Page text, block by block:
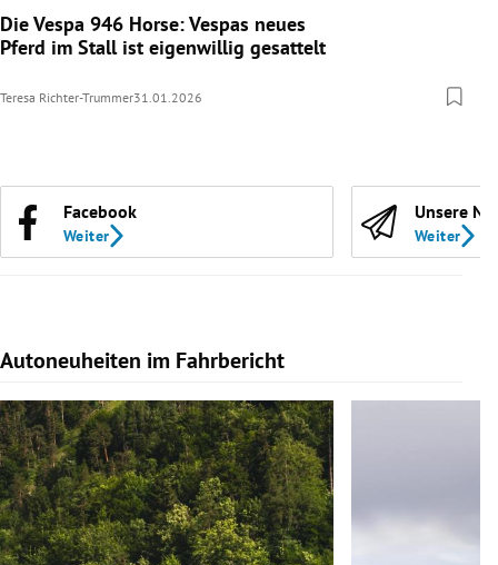
Die Vespa 946 Horse: Vespas neues
Pferd im Stall ist eigenwillig gesattelt
Teresa Richter-Trummer31.01.2026
Facebook
Weiter
Unsere
Weiter
Autoneuheiten im Fahrbericht
Slide 1 von 7